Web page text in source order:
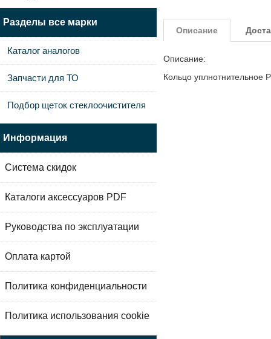
Описание
Описание:
Кольцо уплнотнительное
Разделы все марки
Каталог аналогов
Запчасти для ТО
Подбор щеток стеклоочистителя
Информация
Система скидок
Каталоги аксессуаров PDF
Руководства по эксплуатации
Оплата картой
Политика конфиденциальности
Политика использования cookie